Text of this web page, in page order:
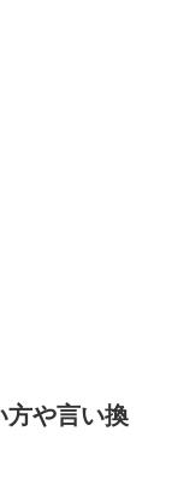
方や言い換